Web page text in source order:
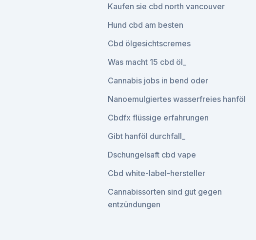
Kaufen sie cbd north vancouver
Hund cbd am besten
Cbd ölgesichtscremes
Was macht 15 cbd öl_
Cannabis jobs in bend oder
Nanoemulgiertes wasserfreies hanföl
Cbdfx flüssige erfahrungen
Gibt hanföl durchfall_
Dschungelsaft cbd vape
Cbd white-label-hersteller
Cannabissorten sind gut gegen
entzündungen